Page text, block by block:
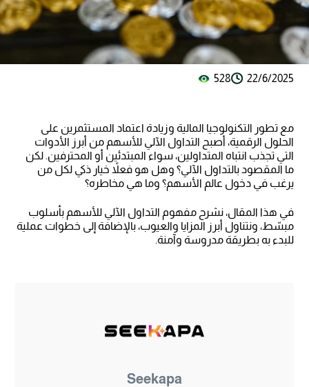
22/6/2025
528
مع تطور التكنولوجيا المالية وزيادة اعتماد المستثمرين على
الحلول الرقمية، أصبح التداول الآلي للأسهم من أبرز الأدوات
التي تجذب انتباه المتداولين، سواء المبتدئين أو المحترفين. لكن
ما المقصود بالتداول الآلي؟ وهل هو فعلاً خيار ذكي لكل من
يرغب في دخول عالم الأسهم؟ وما هي مخاطره؟
في هذا المقال، نشرح مفهوم التداول الآلي للأسهم بأسلوب
مبسّط، ونتناول أبرز المزايا والعيوب، بالإضافة إلى خطوات عملية
للبدء به بطريقة مدروسة وآمنة.
Seekapa